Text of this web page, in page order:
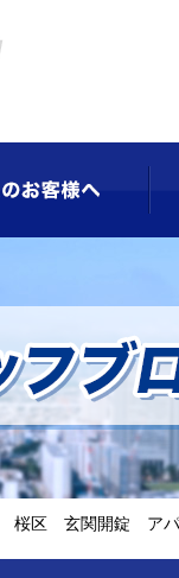
桜区 玄関開錠 ア